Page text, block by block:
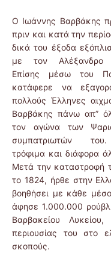
Ο Ιωάννης Βαρβάκης
πριν και κατά την
δικά του έξοδα
με τον Αλέξανδρο
Επίσης μέσω του
κατάφερε να
πολλούς Έλληνες
Βαρβάκης πάνω απ”
τον αγώνα των
συμπατριωτών
τρόφιμα και διάφορα
Μετά την καταστροφή
το 1824, ήρθε στην
βοηθήσει με κάθε
άφησε 1.000.000
Βαρβακείου
περιουσίας του στο
σκοπούς.